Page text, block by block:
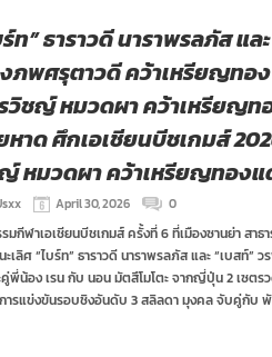
ร์ท” ธาราวดี นาราพรลภัส แ
ภพศรุตาวดี คว้าเหรียญทอง
วิชญ์ หมวดผา คว้าเหรียญท
หาด ศึกเอเชียนบีชเกมส์
หมวดผา คว้าเหรียญทอง
April 30, 2026 0
มกีฬาเอเชียนบีชเกมส์ ครั้งที่ 6 ที่เมืองซานย่า สา
ลิศ “ไบร์ท” ธาราวดี นาราพรลภัส และ “เบสท์
พี่น้อง เรน กับ นอน มัตสึโมโตะ จากญี่ปุ่น 2 เซตร
ารแข่งขันรอบชิงอันดับ 3 สลิลดา มุงคล จับคู่กับ